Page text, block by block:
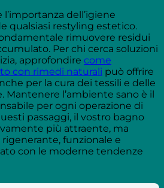
dell’igiene
qualsiasi restyling estetico.
rimuovere residui
Per chi cerca soluzioni
approfondire come
con rimedi naturali può offrire
per la cura dei tessili e delle
Mantenere l’ambiente sano è il
per ogni operazione di
passaggi, il vostro bagno
più attraente, ma
funzionale e
con le moderne tendenze